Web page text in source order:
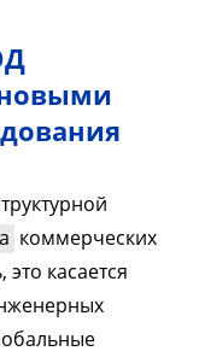
коммерческих
касается